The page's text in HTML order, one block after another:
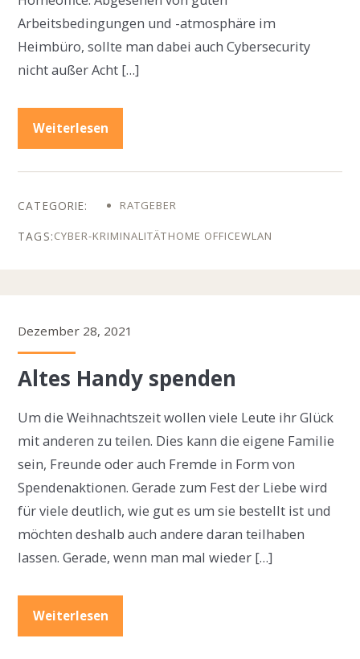
Arbeitsbedingungen und -atmosphäre im
Heimbüro, sollte man dabei auch Cybersecurity
nicht außer Acht […]
Weiterlesen
RATGEBER
CYBER-KRIMINALITÄTHOME OFFICEWLAN
Dezember 28, 2021
Altes Handy spenden
Um die Weihnachtszeit wollen viele Leute ihr Glück
mit anderen zu teilen. Dies kann die eigene Familie
sein, Freunde oder auch Fremde in Form von
Spendenaktionen. Gerade zum Fest der Liebe wird
für viele deutlich, wie gut es um sie bestellt ist und
möchten deshalb auch andere daran teilhaben
lassen. Gerade, wenn man mal wieder […]
Weiterlesen